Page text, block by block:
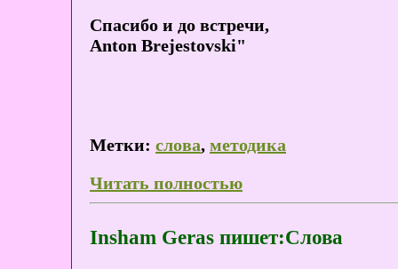
Спасибо и до встречи,
Anton Brejestovski"
Метки: слова, методика
Читать полностью
Insham Geras пишет:Слова